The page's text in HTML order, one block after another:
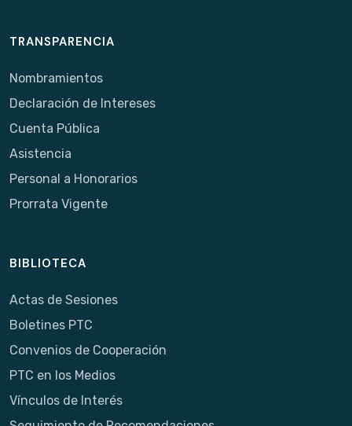
TRANSPARENCIA
Nombramientos
Declaración de Intereses
Cuenta Pública
Asistencia
Personal a Honorarios
Prorrata Vigente
BIBLIOTECA
Actas de Sesiones
Boletines PTC
Convenios de Cooperación
PTC en los Medios
Vínculos de Interés